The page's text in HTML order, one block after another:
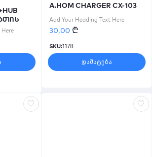
A.HOM CHARGER CX-103
Add Your Heading Text Here
30,00 ₾
SKU:1178
დამატება